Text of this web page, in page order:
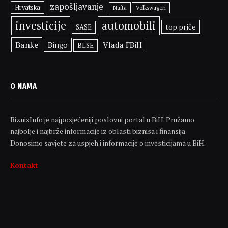
Hrvatska zapošljavanje Nafta Volkswagen
investicije SASE automobili top priče
Banke Bingo BLSE Vlada FBiH
O NAMA
BiznisInfo je najposjećeniji poslovni portal u BiH. Pružamo
najbolje i najbrže informacije iz oblasti biznisa i finansija.
Donosimo savjete za uspjeh i informacije o investicijama u BiH.
Kontakt